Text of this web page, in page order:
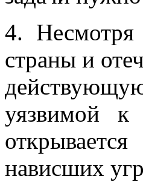
4. Несмотря
страны и
уязвимой
нависших